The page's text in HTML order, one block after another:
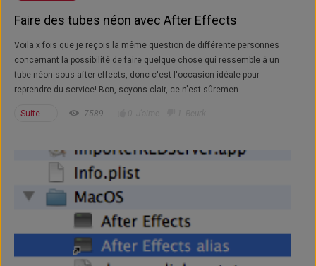
Faire des tubes néon avec After Effects
Voila x fois que je reçois la même question de différente personnes
concernant la possibilité de faire quelque chose qui ressemble à un
tube néon sous after effects, donc c'est l'occasion idéale pour
reprendre du service! Bon, soyons clair, ce n'est sûremen...
Suite... 7589